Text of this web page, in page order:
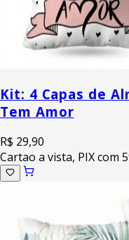
Kit: 4 Capas de
Tem Amor
R$ 29,90
Cartao a vista, PIX com